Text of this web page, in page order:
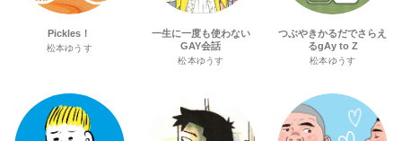
Pickles！
松本ゆうす
一生に一度も使わない
GAY会話
松本ゆうす
つぶやきかるだでさらえ
るgAy to Z
松本ゆうす